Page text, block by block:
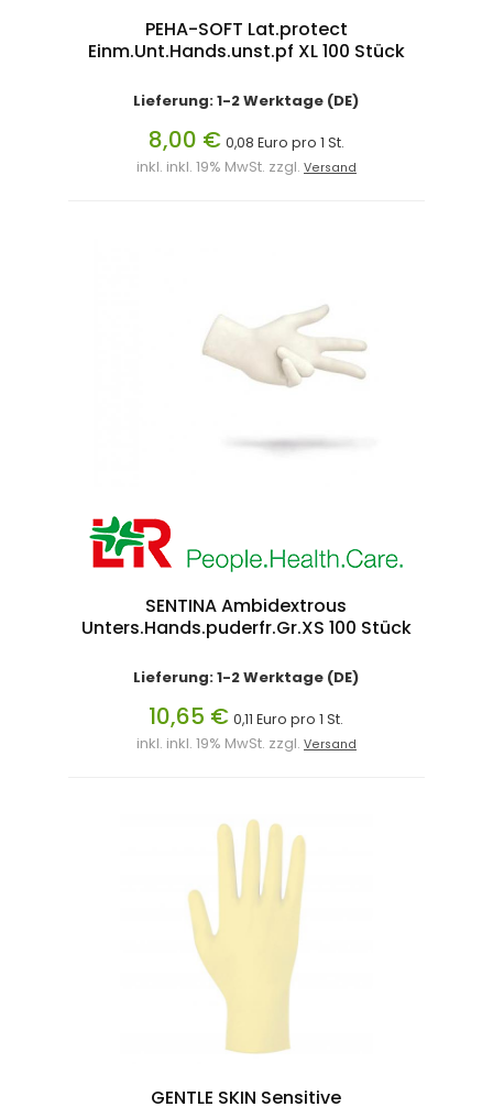
PEHA-SOFT Lat.protect
Einm.Unt.Hands.unst.pf XL 100 Stück
Lieferung: 1-2 Werktage (DE)
8,00 € 0,08 Euro pro 1 St.
inkl. inkl. 19% MwSt. zzgl. Versand
SENTINA Ambidextrous
Unters.Hands.puderfr.Gr.XS 100 Stück
Lieferung: 1-2 Werktage (DE)
10,65 € 0,11 Euro pro 1 St.
inkl. inkl. 19% MwSt. zzgl. Versand
GENTLE SKIN Sensitive